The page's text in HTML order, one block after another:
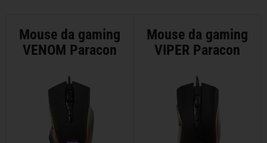
Mouse da gaming
VENOM Paracon
Mouse da gaming
VIPER Paracon